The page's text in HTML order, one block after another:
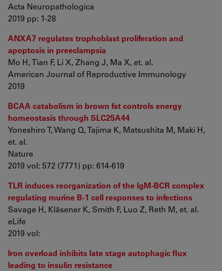
Acta Neuropathologica
2019 pp: 1-28
ANXA7 regulates trophoblast proliferation and
apoptosis in preeclampsia
Mo H, Tian F, Li X, Zhang J, Ma X, et. al.
American Journal of Reproductive Immunology
2019
BCAA catabolism in brown fat controls energy
homeostasis through SLC25A44
Yoneshiro T, Wang Q, Tajima K, Matsushita M, Maki H,
et. al.
Nature
2019 vol: 572 (7771) pp: 614-619
TLR induces reorganization of the IgM-BCR complex
regulating murine B-1 cell responses to infections
Savage H, Kläsener K, Smith F, Luo Z, Reth M, et. al.
eLife
2019 vol:
Iron overload inhibits late stage autophagic flux
leading to insulin resistance